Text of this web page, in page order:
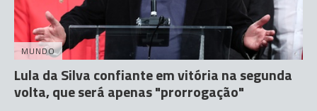
MUNDO
Lula da Silva confiante em vitória na segunda
volta, que será apenas "prorrogação"